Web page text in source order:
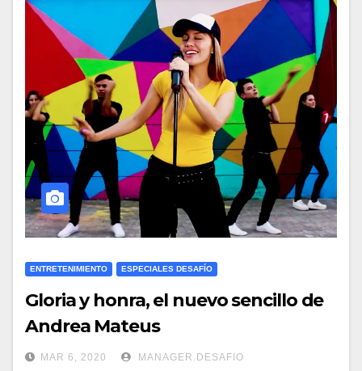
ENTRETENIMIENTO ESPECIALES DESAFÍO
Gloria y honra, el nuevo sencillo de
Andrea Mateus
MAR 6, 2020 MANAGER.DESAFIO